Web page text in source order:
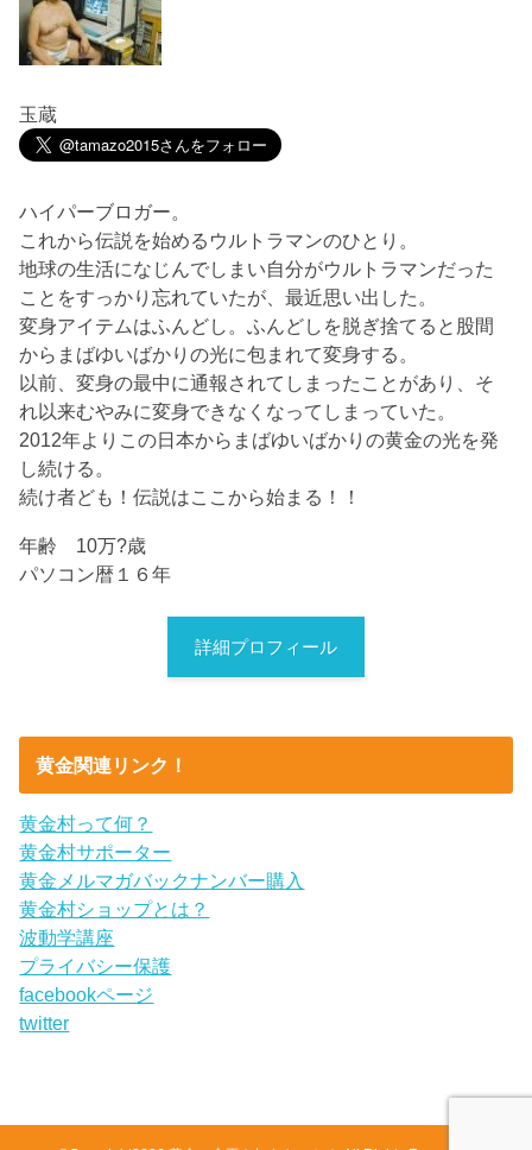
玉蔵
ハイパーブロガー。
これから伝説を始めるウルトラマンのひとり。
地球の生活になじんでしまい自分がウルトラマンだった
ことをすっかり忘れていたが、最近思い出した。
変身アイテムはふんどし。ふんどしを脱ぎ捨てると股間
からまばゆいばかりの光に包まれて変身する。
以前、変身の最中に通報されてしまったことがあり、そ
れ以来むやみに変身できなくなってしまっていた。
2012年よりこの日本からまばゆいばかりの黄金の光を発
し続ける。
続け者ども！伝説はここから始まる！！
年齢 10万?歳
パソコン暦１６年
詳細プロフィール
黄金関連リンク！
黄金村って何？
黄金村サポーター
黄金メルマガバックナンバー購入
黄金村ショップとは？
波動学講座
プライバシー保護
facebookページ
twitter